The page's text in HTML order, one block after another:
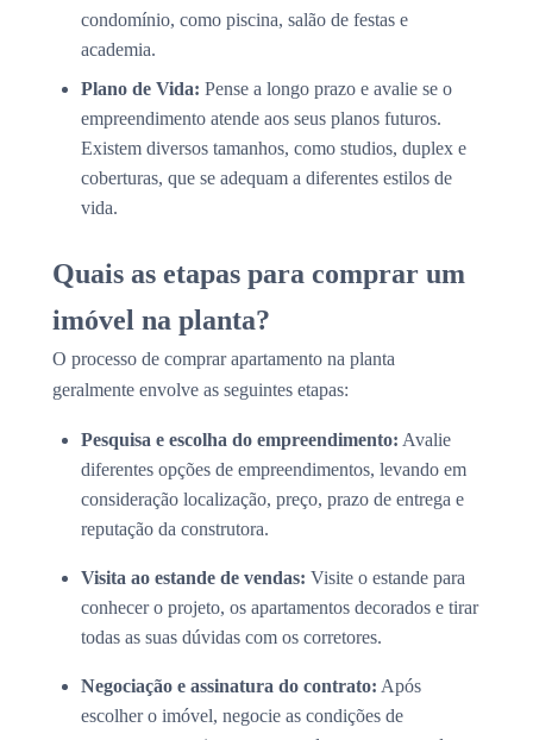
condomínio, como piscina, salão de festas e
academia.
Plano de Vida: Pense a longo prazo e avalie se o
empreendimento atende aos seus planos futuros.
Existem diversos tamanhos, como studios, duplex e
coberturas, que se adequam a diferentes estilos de
vida.
Quais as etapas para comprar um
imóvel na planta?
O processo de comprar apartamento na planta
geralmente envolve as seguintes etapas:
Pesquisa e escolha do empreendimento: Avalie
diferentes opções de empreendimentos, levando em
consideração localização, preço, prazo de entrega e
reputação da construtora.
Visita ao estande de vendas: Visite o estande para
conhecer o projeto, os apartamentos decorados e tirar
todas as suas dúvidas com os corretores.
Negociação e assinatura do contrato: Após
escolher o imóvel, negocie as condições de